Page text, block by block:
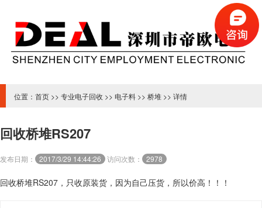
位置： 首页 >> 专业电子回收 >> 电子料 >> 桥堆 >> 详情
回收桥堆RS207
发布日期： 2017/3/29 14:44:26 访问次数： 2978
回收桥堆RS207，只收原装货，因为自己压货，所以价高！！！